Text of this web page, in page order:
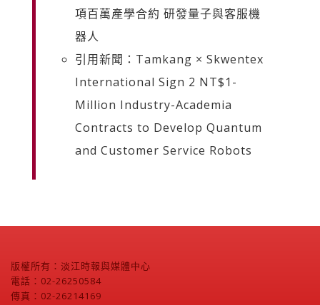
項百萬產學合約 研發量子與客服機
器人
引用新聞：Tamkang × Skwentex
International Sign 2 NT$1-
Million Industry-Academia
Contracts to Develop Quantum
and Customer Service Robots
版權所有：淡江時報與媒體中心
電話：02-26250584
傳真：02-26214169